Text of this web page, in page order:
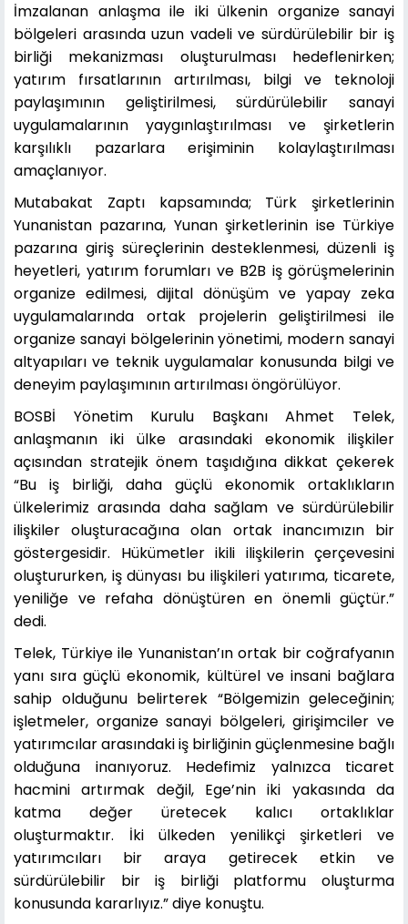
İmzalanan anlaşma ile iki ülkenin organize sanayi
bölgeleri arasında uzun vadeli ve sürdürülebilir bir iş
birliği mekanizması oluşturulması hedeflenirken;
yatırım fırsatlarının artırılması, bilgi ve teknoloji
paylaşımının geliştirilmesi, sürdürülebilir sanayi
uygulamalarının yaygınlaştırılması ve şirketlerin
karşılıklı pazarlara erişiminin kolaylaştırılması
amaçlanıyor.
Mutabakat Zaptı kapsamında; Türk şirketlerinin
Yunanistan pazarına, Yunan şirketlerinin ise Türkiye
pazarına giriş süreçlerinin desteklenmesi, düzenli iş
heyetleri, yatırım forumları ve B2B iş görüşmelerinin
organize edilmesi, dijital dönüşüm ve yapay zeka
uygulamalarında ortak projelerin geliştirilmesi ile
organize sanayi bölgelerinin yönetimi, modern sanayi
altyapıları ve teknik uygulamalar konusunda bilgi ve
deneyim paylaşımının artırılması öngörülüyor.
BOSBİ Yönetim Kurulu Başkanı Ahmet Telek,
anlaşmanın iki ülke arasındaki ekonomik ilişkiler
açısından stratejik önem taşıdığına dikkat çekerek
“Bu iş birliği, daha güçlü ekonomik ortaklıkların
ülkelerimiz arasında daha sağlam ve sürdürülebilir
ilişkiler oluşturacağına olan ortak inancımızın bir
göstergesidir. Hükümetler ikili ilişkilerin çerçevesini
oluştururken, iş dünyası bu ilişkileri yatırıma, ticarete,
yeniliğe ve refaha dönüştüren en önemli güçtür.”
dedi.
Telek, Türkiye ile Yunanistan’ın ortak bir coğrafyanın
yanı sıra güçlü ekonomik, kültürel ve insani bağlara
sahip olduğunu belirterek “Bölgemizin geleceğinin;
işletmeler, organize sanayi bölgeleri, girişimciler ve
yatırımcılar arasındaki iş birliğinin güçlenmesine bağlı
olduğuna inanıyoruz. Hedefimiz yalnızca ticaret
hacmini artırmak değil, Ege’nin iki yakasında da
katma değer üretecek kalıcı ortaklıklar
oluşturmaktır. İki ülkeden yenilikçi şirketleri ve
yatırımcıları bir araya getirecek etkin ve
sürdürülebilir bir iş birliği platformu oluşturma
konusunda kararlıyız.” diye konuştu.